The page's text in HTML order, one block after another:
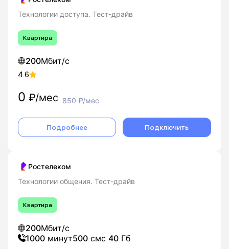
Технологии доступа. Тест-драйв
Квартира
200Мбит/с
4.6
0 ₽/мес 850₽/мес
Подробнее Подключить
Ростелеком
Технологии общения. Тест-драйв
Квартира
200Мбит/с
1000 минут500 смс 40 Гб